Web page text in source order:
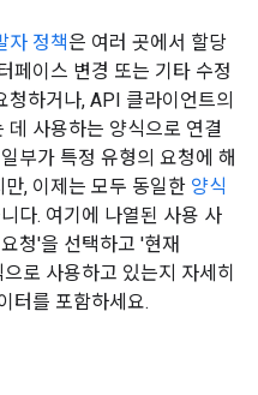
자 정책 은 여러 곳에서 할당
페이스 변경 또는 기타 수정
청하거나, API 클라이언트의
데 사용하는 양식으로 연결
부가 특정 유형의 요청에 해
, 이제는 모두 동일한 양식
다. 여기에 나열된 사용 사
청'을 선택하고 '현재
로 사용하고 있는지 자세히
터를 포함하세요.